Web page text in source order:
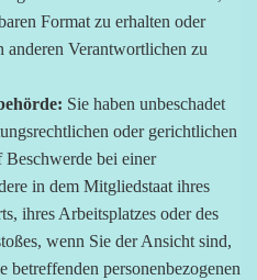
Format zu erhalten oder
anderen Verantwortlichen zu
Sie haben unbeschadet
oder gerichtlichen
Beschwerde bei einer
in dem Mitgliedstaat ihres
ihres Arbeitsplatzes oder des
wenn Sie der Ansicht sind,
betreffenden personenbezogenen